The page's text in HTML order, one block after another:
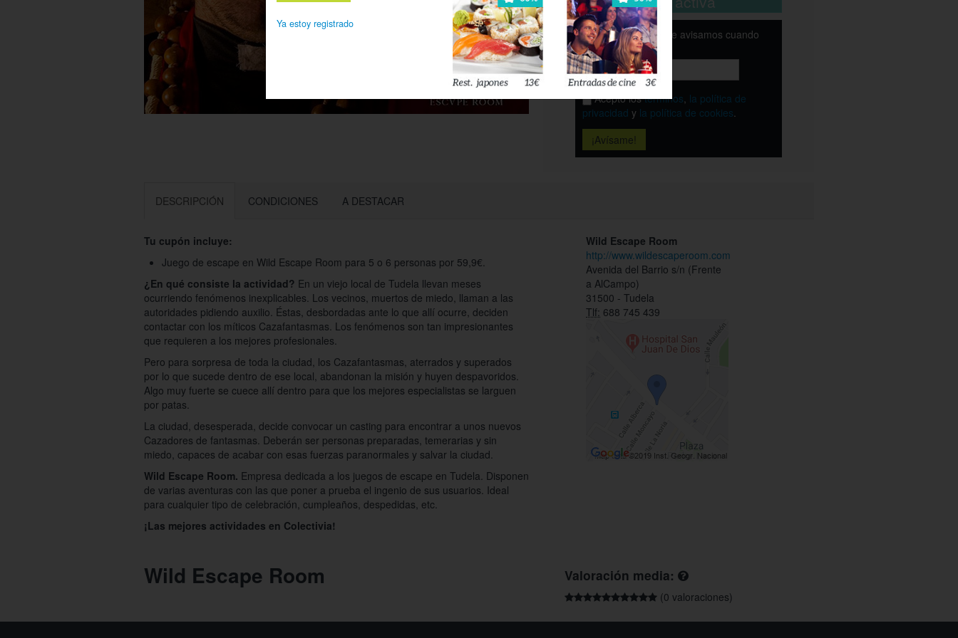
Déjanos tu email y te avisamos cuando
esté disponible
Acepto lostérminos, la política de
privacidad y la política de cookies.
DESCRIPCIÓN CONDICIONES A DESTACAR
Tu cupón incluye:
Juego de escape en Wild Escape Room para 5 o 6 personas por 59,9€.
¿En qué consiste la actividad? En un viejo local de Tudela llevan meses
ocurriendo fenómenos inexplicables. Los vecinos, muertos de miedo, llaman a las
autoridades pidiendo auxilio. Éstas, desbordadas ante lo que allí ocurre, deciden
contactar con los míticos Cazafantasmas. Los fenómenos son tan impresionantes
que requieren a los mejores profesionales.
Pero para sorpresa de toda la ciudad, los Cazafantasmas, aterrados y superados
por lo que sucede dentro de ese local, abandonan la misión y huyen despavoridos.
Algo muy fuerte se cuece allí dentro para que los mejores especialistas se larguen
por patas.
La ciudad, desesperada, decide convocar un casting para encontrar a unos nuevos
Cazadores de fantasmas. Deberán ser personas preparadas, temerarias y sin
miedo, capaces de acabar con esas fuerzas paranormales y salvar la ciudad.
Wild Escape Room. Empresa dedicada a los juegos de escape en Tudela. Disponen
de varias aventuras con las que poner a prueba el ingenio de sus usuarios. Ideal
para cualquier tipo de celebración, cumpleaños, despedidas, etc.
¡Las mejores actividades en Colectivia!
Wild Escape Room
http://www.wildescaperoom.com
Avenida del Barrio s/n (Frente
a AlCampo)
31500 - Tudela
Tlf: 688 745 439
Wild Escape Room Valoración media:
(0 valoraciones)
Ya estoy registrado